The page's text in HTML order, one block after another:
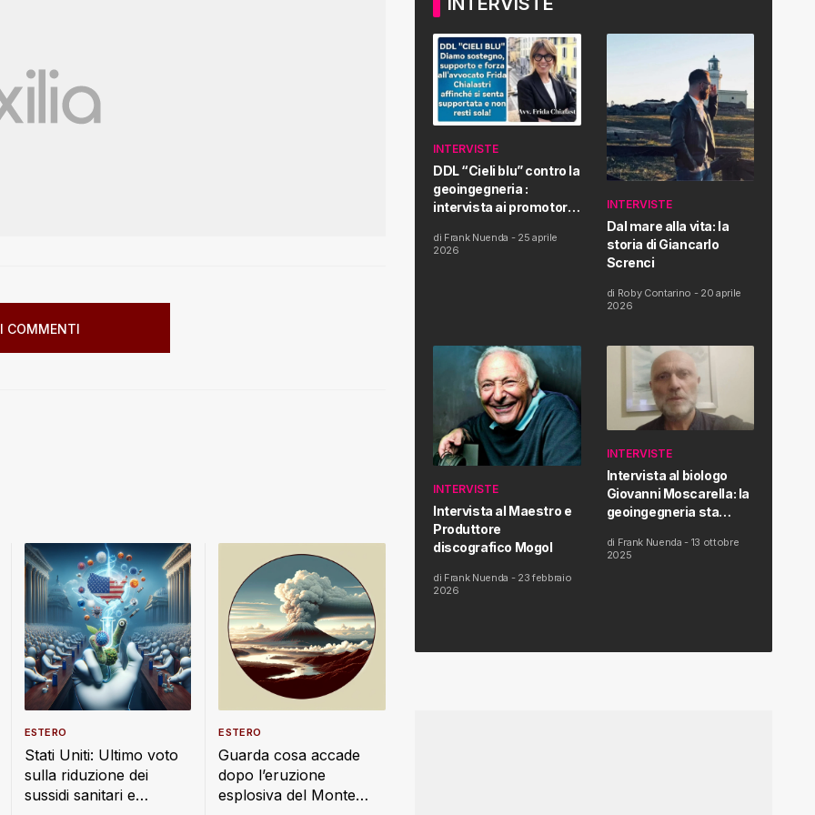
COMMENTI
Stati Uniti: Ultimo voto
sulla riduzione dei
sussidi sanitari e
ESTERO
Guarda cosa accade
dopo l’eruzione
esplosiva del Monte
ESTERO
INTERVISTE
DDL “Cieli blu” contro la
geoingegneria :
intervista ai promotori
Proposta di Legge
di Frank Nuenda - 25 aprile
2026
INTERVISTE
Dal mare alla vita: la
storia di Giancarlo
Screnci
di Roby Contarino - 20 aprile
2026
INTERVISTE
Intervista al Maestro e
Produttore
discografico Mogol
di Frank Nuenda - 23 febbraio
2026
INTERVISTE
Intervista al biologo
Giovanni Moscarella: la
geoingegneria sta
salute dell’uomo
di Frank Nuenda - 13 ottobre
2025